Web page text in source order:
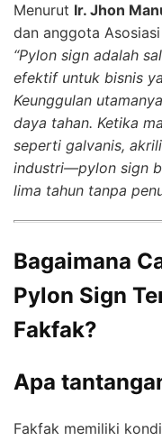
Menurut Ir. Jhon
dan anggota
“Pylon sign adalah
efektif untuk bisnis
Keunggulan
daya tahan. Ketika
seperti galvanis,
industri—pylon sign
lima tahun tanpa
Bagaimana
Pylon Sign
Fakfak?
Apa
Fakfak memiliki